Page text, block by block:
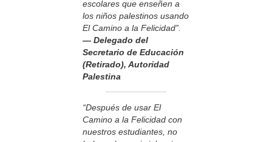
escolares que enseñen a
los niños palestinos usando
El Camino a la Felicidad”.
— Delegado del
Secretario de Educación
(Retirado), Autoridad
Palestina
“Después de usar El
Camino a la Felicidad con
nuestros estudiantes, no